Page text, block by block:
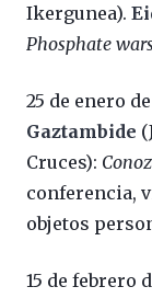
Ikergunea).
Phosphate
25 de enero
Gaztambide
Cruces):
conferencia,
objetos
15 de febrero